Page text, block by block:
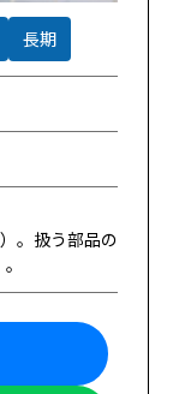
長期
。扱う部品の